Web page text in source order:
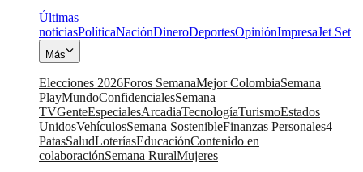
Últimas
noticiasPolíticaNaciónDineroDeportesOpiniónImpresaJet Set
Más
Elecciones 2026Foros SemanaMejor ColombiaSemana
PlayMundoConfidencialesSemana
TVGenteEspecialesArcadiaTecnologíaTurismoEstados
UnidosVehículosSemana SostenibleFinanzas Personales4
PatasSaludLoteríasEducaciónContenido en
colaboraciónSemana RuralMujeres